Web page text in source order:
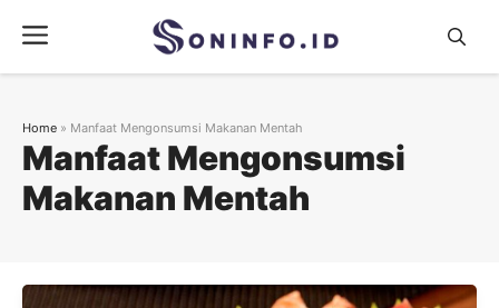
content
Menu
Manfaat Mengonsumsi
Makanan Mentah
Home » Manfaat Mengonsumsi Makanan Mentah